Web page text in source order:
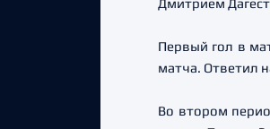
Дмитрием
Первый гол в
матча. Ответил
Во втором